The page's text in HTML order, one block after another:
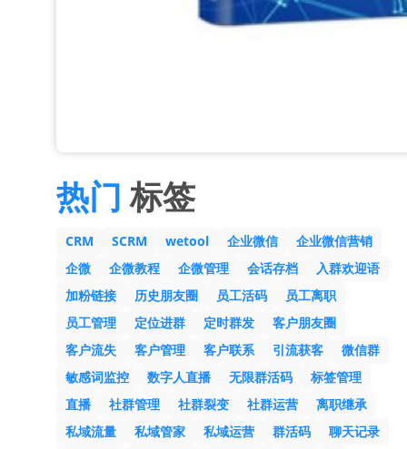
热门 标签
CRM SCRM wetool 企业微信
企业微信营销
企微
企微教程 企微管理 会话存档
入群欢迎语
加粉链接
历史朋友圈 员工活码
员工离职
员工管理
定位进群 定时群发
客户朋友圈
客户流失
客户管理 客户联系 引流获客
微信群
敏感词监控
数字人直播 无限群活码
标签管理
直播
社群管理 社群裂变 社群运营
离职继承
私域流量
私域管家 私域运营 群活码
聊天记录